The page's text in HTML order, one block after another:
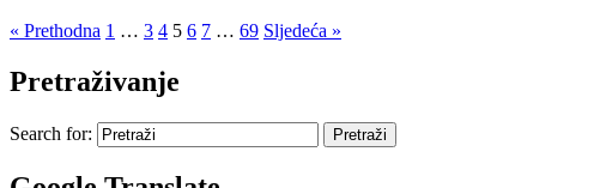
« Prethodna 1 … 3 4 5 6 7 … 69 Sljedeća »
Pretraživanje
Search for: